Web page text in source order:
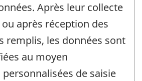
Après leur collecte
après réception des
remplis, les données sont
au moyen
de saisie